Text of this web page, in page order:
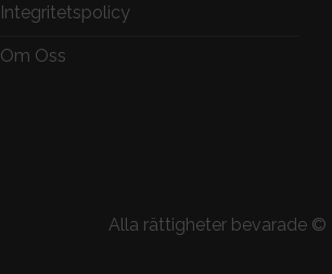
Integritetspolicy
Om Oss
Alla rättigheter bevarade ©